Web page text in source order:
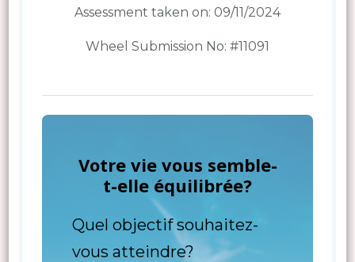
Assessment taken on: 09/11/2024
Wheel Submission No: #11091
Votre vie vous semble-
t-elle équilibrée?
Quel objectif souhaitez-
vous atteindre?